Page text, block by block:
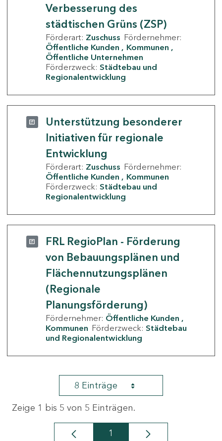
Verbesserung des
städtischen Grüns (ZSP)
Förderart: Zuschuss Fördernehmer:
Öffentliche Kunden
Kommunen
Öffentliche Unternehmen
Förderzweck: Städtebau und
Regionalentwicklung
Unterstützung besonderer
Initiativen für regionale
Entwicklung
Förderart: Zuschuss Fördernehmer:
Öffentliche Kunden
Kommunen
Förderzweck: Städtebau und
Regionalentwicklung
FRL RegioPlan - Förderung
von Bebauungsplänen und
Flächennutzungsplänen
(Regionale
Planungsförderung)
Fördernehmer: Öffentliche Kunden
Kommunen Förderzweck: Städtebau
und Regionalentwicklung
8 Einträge
Zeige 1 bis 5 von 5 Einträgen.
Seite
1